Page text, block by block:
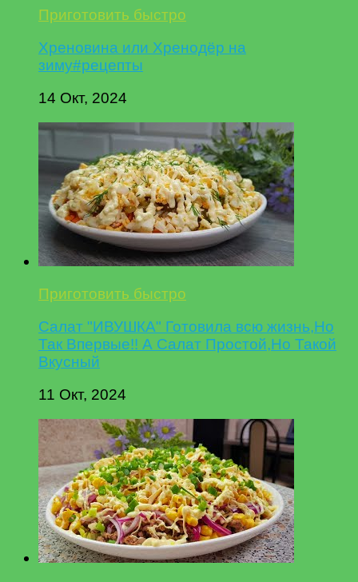
Приготовить быстро
Хреновина или Хренодёр на
зиму#рецепты
14 Окт, 2024
Приготовить быстро
Салат "ИВУШКА" Готовила всю жизнь,Но
Так Впервые!! А Салат Простой,Но Такой
Вкусный
11 Окт, 2024